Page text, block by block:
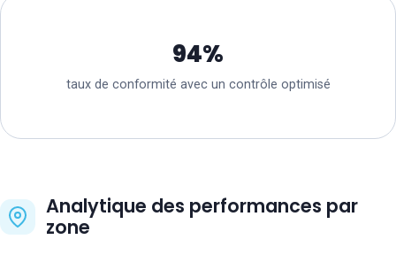
94%
taux de conformité avec un contrôle optimisé
Analytique des performances par
zone